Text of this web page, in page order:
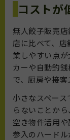
コストが
無人餃子販売
店に比べて、
業しやすい点
カーや自動釣
で、厨房や接客
小さなスペー
らないことか
空き物件活用
参入のハードル